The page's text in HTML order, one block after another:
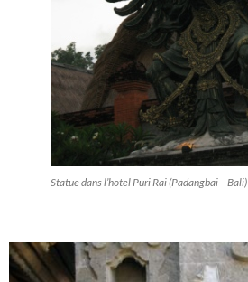
Statue dans l’hotel Puri Rai (Padangbai – Bali)